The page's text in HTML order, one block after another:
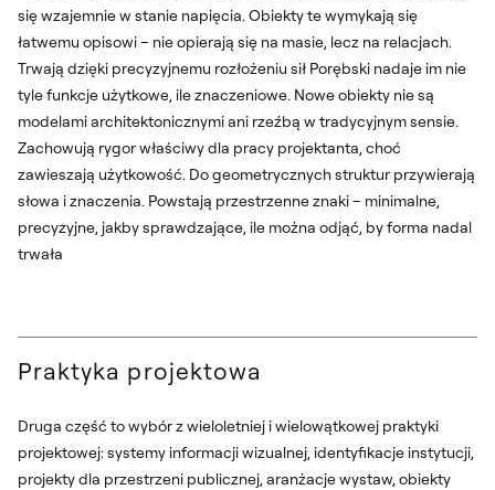
się wzajemnie w stanie napięcia. Obiekty te wymykają się
łatwemu opisowi – nie opierają się na masie, lecz na relacjach.
Trwają dzięki precyzyjnemu rozłożeniu sił Porębski nadaje im nie
tyle funkcje użytkowe, ile znaczeniowe. Nowe obiekty nie są
modelami architektonicznymi ani rzeźbą w tradycyjnym sensie.
Zachowują rygor właściwy dla pracy projektanta, choć
zawieszają użytkowość. Do geometrycznych struktur przywierają
słowa i znaczenia. Powstają przestrzenne znaki – minimalne,
precyzyjne, jakby sprawdzające, ile można odjąć, by forma nadal
trwała
Praktyka projektowa
Druga część to wybór z wieloletniej i wielowątkowej praktyki
projektowej: systemy informacji wizualnej, identyfikacje instytucji,
projekty dla przestrzeni publicznej, aranżacje wystaw, obiekty